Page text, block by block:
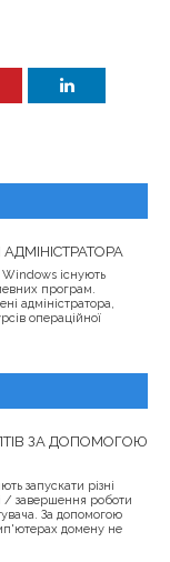
Windows існують
програм.
адміністратора,
операційної
ЗА ДОПОМОГОЮ
запускати різні
/ завершення роботи
За допомогою
домену не